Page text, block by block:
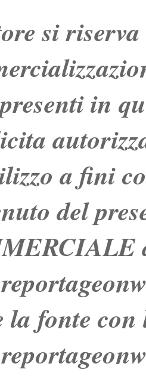
si
in
a fini
del
la fonte